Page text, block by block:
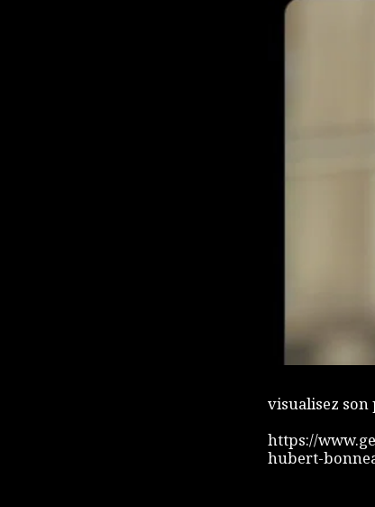
visualisez son
https://
hubert-